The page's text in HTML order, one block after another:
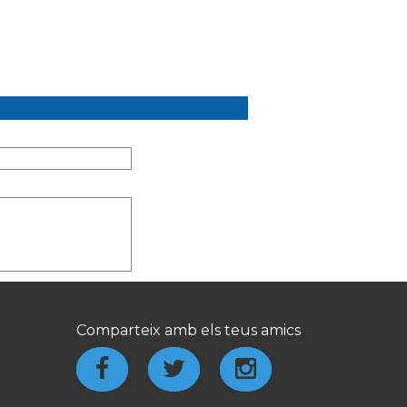
Comparteix amb els teus amics